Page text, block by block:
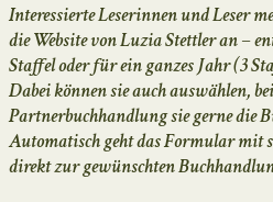
Interessierte Leserinnen und Leser
die Website von Luzia Stettler an –
Staffel oder für ein ganzes Jahr (3
Dabei können sie auch auswählen,
Partnerbuchhandlung sie gerne die
Automatisch geht das Formular mit
direkt zur gewünschten